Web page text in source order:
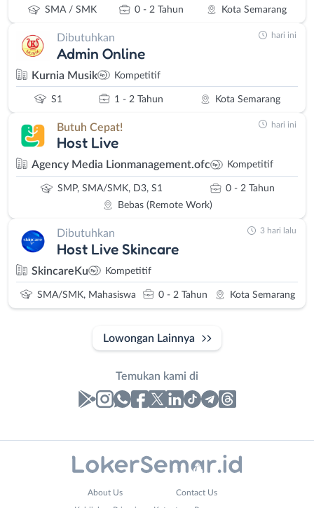
SMA / SMK 0 - 2 Tahun Kota Semarang
Dibutuhkan
Admin Online
Kurnia Musik Kompetitif
S1 1 - 2 Tahun Kota Semarang
hari ini
Butuh Cepat!
Host Live
Agency Media Lionmanagement.ofc Kompetitif
SMP, SMA/SMK, D3, S1
0 - 2 Tahun
Bebas (Remote Work)
hari ini
Dibutuhkan
Host Live Skincare
SkincareKu Kompetitif
SMA/SMK, Mahasiswa 0 - 2 Tahun Kota Semarang
3 hari lalu
Lowongan Lainnya
Temukan kami di
About Us Contact Us